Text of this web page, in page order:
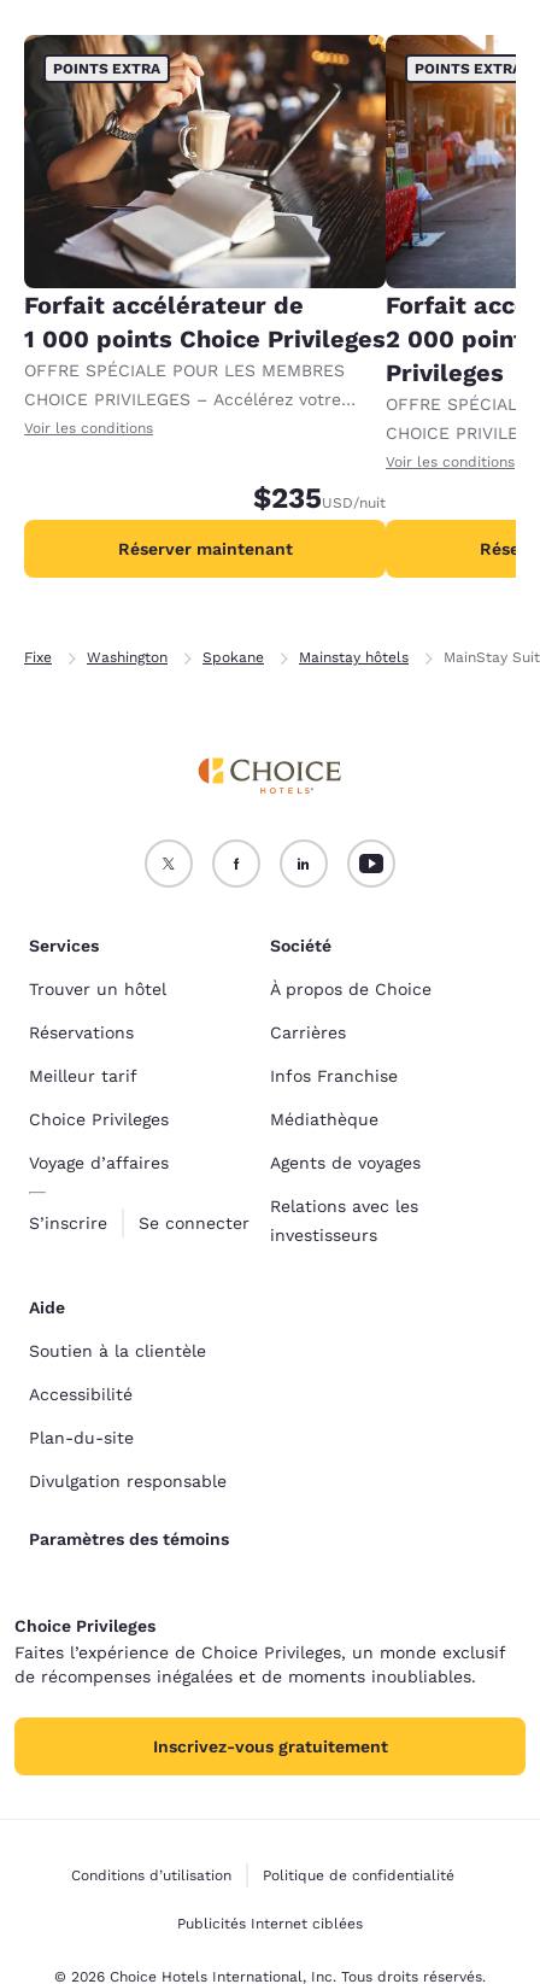
POINTS EXTRA
Forfait accélérateur de
1 000 points Choice Privileges
OFFRE SPÉCIALE POUR LES MEMBRES
CHOICE PRIVILEGES – Accélérez votre
progression vers des récompenses en
Voir les conditions
$235USD/nuit
Réserver maintenant
POINTS EXTRA
Forfait
2 000
Privileges
OFFRE SPÉCIALE
CHOICE
progression vers
par nuit.
Voir les conditions
Fixe Washington Spokane Mainstay hôtels MainStay
Services
Trouver un hôtel
Réservations
Meilleur tarif
Choice Privileges
Voyage d’affaires
S’inscrire Se connecter
Société
À propos de Choice
Carrières
Infos Franchise
Médiathèque
Agents de voyages
Relations avec les
investisseurs
Aide
Soutien à la clientèle
Accessibilité
Plan-du-site
Divulgation responsable
Paramètres des témoins
Choice Privileges
Faites l’expérience de Choice Privileges, un monde exclusif
de récompenses inégalées et de moments inoubliables.
Inscrivez-vous gratuitement
Conditions d’utilisation Politique de confidentialité
Publicités Internet ciblées
© 2026 Choice Hotels International, Inc. Tous droits réservés.